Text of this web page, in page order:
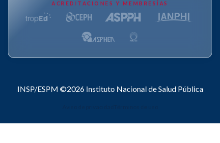
ACREDITACIONES Y MEMBRESÍAS
INSP/ESPM ©2026Instituto Nacional de Salud Pública